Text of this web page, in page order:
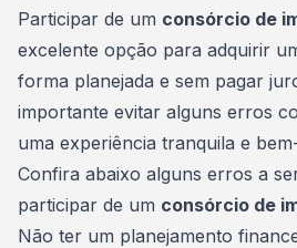
Participar de um consórcio de
excelente opção para adquirir
forma planejada e sem pagar
importante evitar alguns erros
uma experiência tranquila e
Confira abaixo alguns erros a
participar de um consórcio de
Não ter um planejamento